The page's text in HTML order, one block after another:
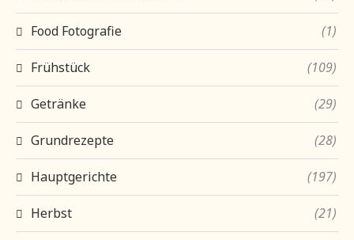
Food Fotografie (1)
Frühstück (109)
Getränke (29)
Grundrezepte (28)
Hauptgerichte (197)
Herbst (21)